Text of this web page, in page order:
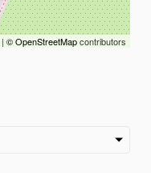
| © OpenStreetMapcontributors